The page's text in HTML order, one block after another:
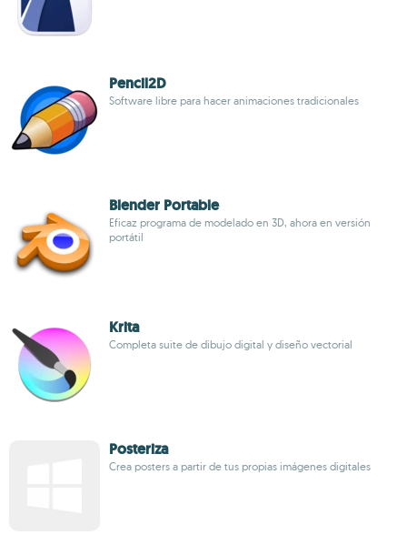
Pencil2D
Software libre para hacer animaciones tradicionales
Blender Portable
Eficaz programa de modelado en 3D, ahora en versión
portátil
Krita
Completa suite de dibujo digital y diseño vectorial
Posteriza
Crea posters a partir de tus propias imágenes digitales